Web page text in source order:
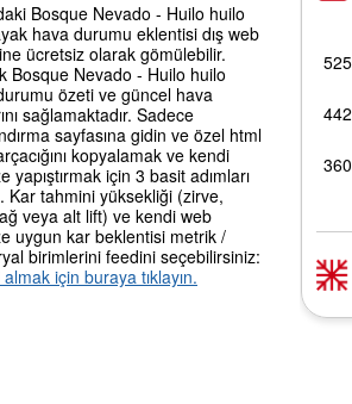
Bosque Nevado - Huilo huilo
hava durumu eklentisi dış web
ücretsiz olarak gömülebilir.
Bosque Nevado - Huilo huilo
özeti ve güncel hava
sağlamaktadır. Sadece
sayfasına gidin ve özel html
kopyalamak ve kendi
yapıştırmak için 3 basit adımları
Kar tahmini yüksekliği (zirve,
veya alt lift) ve kendi web
uygun kar beklentisi metrik /
birimlerini feedini seçebilirsiniz:
için buraya tıklayın.